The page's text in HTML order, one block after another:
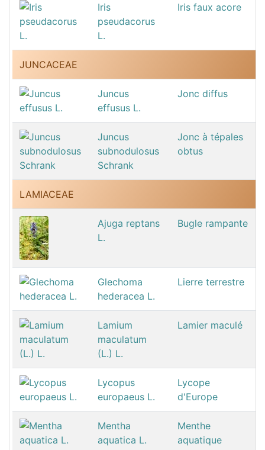
Iris
pseudacorus
L.
Iris faux acore
JUNCACEAE
Juncus
effusus L.
Jonc diffus
Juncus
subnodulosus
Schrank
Jonc à tépales
obtus
LAMIACEAE
Ajuga reptans
L.
Bugle rampante
Glechoma
hederacea L.
Lierre terrestre
Lamium
maculatum
(L.) L.
Lamier maculé
Lycopus
europaeus L.
Lycope
d'Europe
Mentha
aquatica L.
Menthe
aquatique